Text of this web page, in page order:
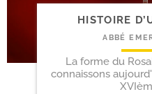
HISTOIRE
ABBÉ
La forme du
connaissons